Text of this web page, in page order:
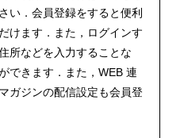
い．会員登録をすると便利
けます．また，ログインす
所などを入力することな
できます．また，WEB 連
ガジンの配信設定も会員登